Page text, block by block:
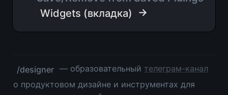
Widgets (вкладка)
→
/designer — образовательный телеграм-канал
о продуктовом дизайне и инструментах для